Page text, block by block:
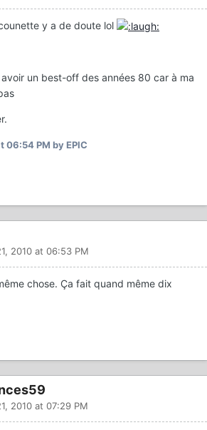
y a de doute lol
un best-off des années 80 car à ma
06:54 PM by EPIC
2010 at 06:53 PM
chose. Ça fait quand même dix
2010 at 07:29 PM